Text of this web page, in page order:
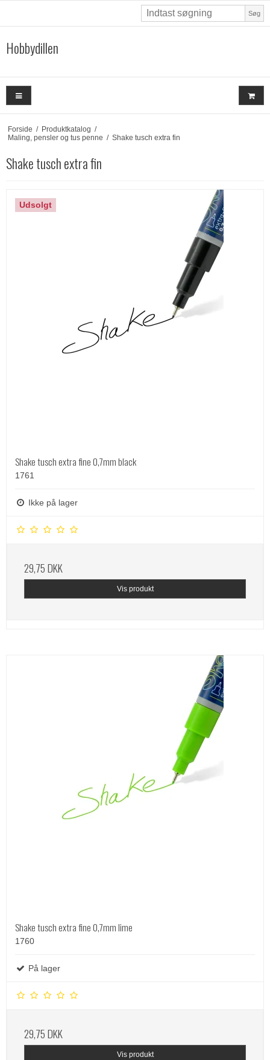
Søg
Hobbydillen
Forside / Produktkatalog /
Maling, pensler og tus penne / Shake tusch extra fin
Shake tusch extra fin
Udsolgt
Shake tusch extra fine 0,7mm black
1761
Ikke på lager
29,75 DKK
Vis produkt
Shake tusch extra fine 0,7mm lime
1760
På lager
29,75 DKK
Vis produkt